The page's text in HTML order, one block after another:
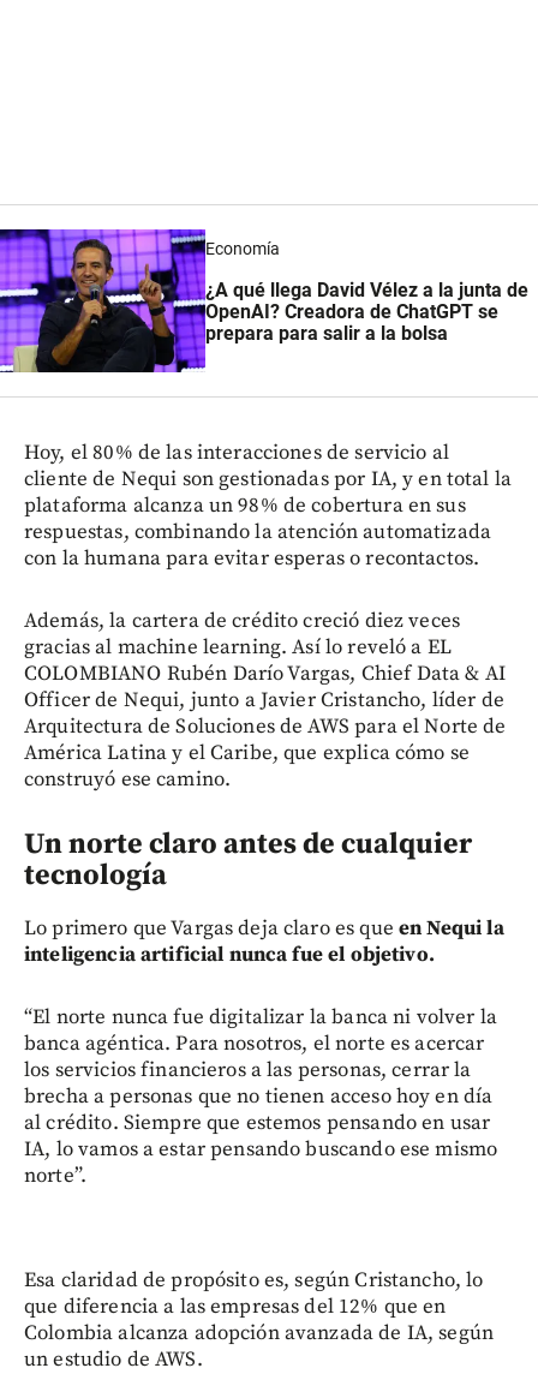
Economía
¿A qué llega David Vélez a la junta de
OpenAI? Creadora de ChatGPT se
prepara para salir a la bolsa
Hoy, el 80% de las interacciones de servicio al
cliente de Nequi son gestionadas por IA, y en total la
plataforma alcanza un 98% de cobertura en sus
respuestas, combinando la atención automatizada
con la humana para evitar esperas o recontactos.
Además, la cartera de crédito creció diez veces
gracias al machine learning. Así lo reveló a EL
COLOMBIANO Rubén Darío Vargas, Chief Data & AI
Officer de Nequi, junto a Javier Cristancho, líder de
Arquitectura de Soluciones de AWS para el Norte de
América Latina y el Caribe, que explica cómo se
construyó ese camino.
Un norte claro antes de cualquier
tecnología
Lo primero que Vargas deja claro es que en Nequi la
inteligencia artificial nunca fue el objetivo.
“El norte nunca fue digitalizar la banca ni volver la
banca agéntica. Para nosotros, el norte es acercar
los servicios financieros a las personas, cerrar la
brecha a personas que no tienen acceso hoy en día
al crédito. Siempre que estemos pensando en usar
IA, lo vamos a estar pensando buscando ese mismo
norte”.
Esa claridad de propósito es, según Cristancho, lo
que diferencia a las empresas del 12% que en
Colombia alcanza adopción avanzada de IA, según
un estudio de AWS.